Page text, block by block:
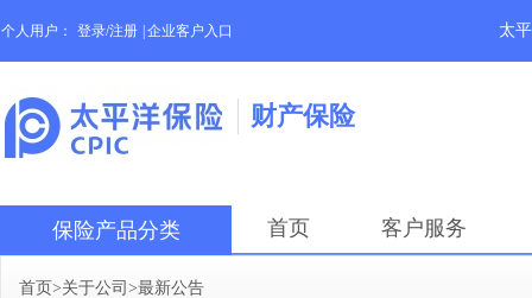
个人用户： 登录/注册 企业客户入口 太
财产保险
保险产品分类 首页 客户服务
首页>关于公司 >最新公告